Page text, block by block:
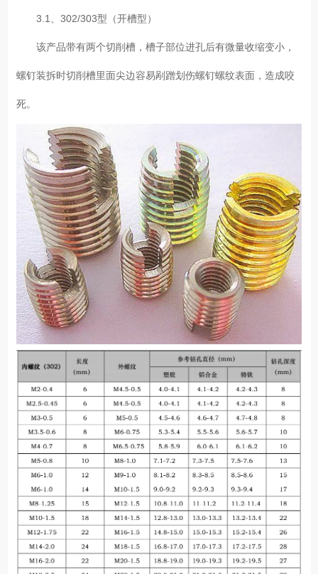
3.1、302/303型（开槽型）
该产品带有两个切削槽，槽子部位进孔后有微量收缩变小，
螺钉装拆时切削槽里面尖边容易剐蹭划伤螺钉螺纹表面，造成咬
死。